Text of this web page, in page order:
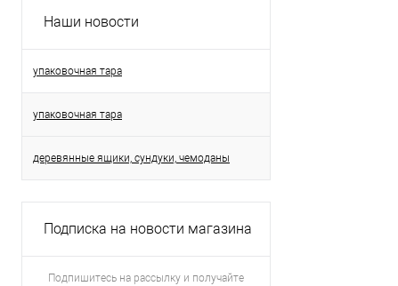
Наши новости
упаковочная тара
упаковочная тара
деревянные ящики, сундуки, чемоданы
Подписка на новости магазина
Подпишитесь на рассылку и получайте